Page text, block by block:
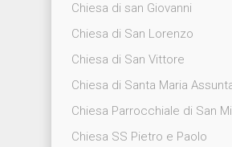
Chiesa di san Giovanni
Chiesa di San Lorenzo
Chiesa di San Vittore
Chiesa di Santa Maria
Chiesa Parrocchiale di San
Chiesa SS Pietro e Paolo